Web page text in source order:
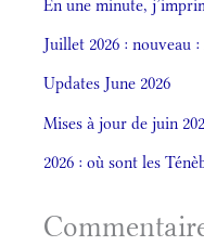
En une minute,
Juillet 2026 : nouveau
Updates June 2026
Mises à jour de juin
2026 : où sont les